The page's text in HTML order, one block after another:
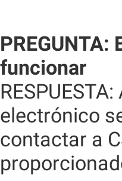
funcionar
electrónico
contactar a